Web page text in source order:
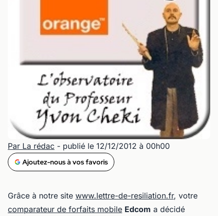
Par La rédac - publié le 12/12/2012 à 00h00
Ajoutez-nous à vos favoris
Grâce à notre site www.lettre-de-resiliation.fr, votre
comparateur de forfaits mobile Edcom a décidé